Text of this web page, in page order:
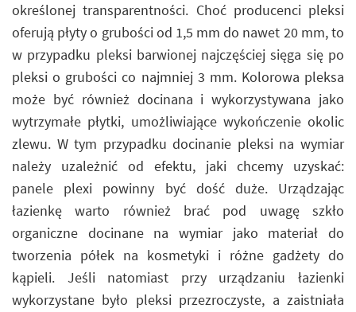
określonej transparentności. Choć producenci pleksi
oferują płyty o grubości od 1,5 mm do nawet 20 mm, to
w przypadku pleksi barwionej najczęściej sięga się po
pleksi o grubości co najmniej 3 mm. Kolorowa pleksa
może być również docinana i wykorzystywana jako
wytrzymałe płytki, umożliwiające wykończenie okolic
zlewu. W tym przypadku docinanie pleksi na wymiar
należy uzależnić od efektu, jaki chcemy uzyskać:
panele plexi powinny być dość duże. Urządzając
łazienkę warto również brać pod uwagę szkło
organiczne docinane na wymiar jako materiał do
tworzenia półek na kosmetyki i różne gadżety do
kąpieli. Jeśli natomiast przy urządzaniu łazienki
wykorzystane było pleksi przezroczyste, a zaistniała